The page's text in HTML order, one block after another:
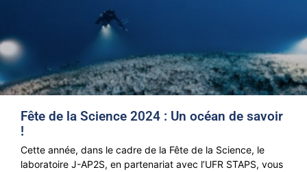
Fête de la Science 2024 : Un océan de savoir
!
Cette année, dans le cadre de la Fête de la Science, le
laboratoire J-AP2S, en partenariat avec l’UFR STAPS, vous